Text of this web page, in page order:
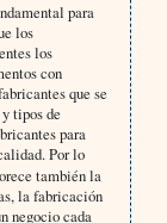
para
los
los
con
que se
tipos de
para
Por lo
también la
la fabricación
negocio cada